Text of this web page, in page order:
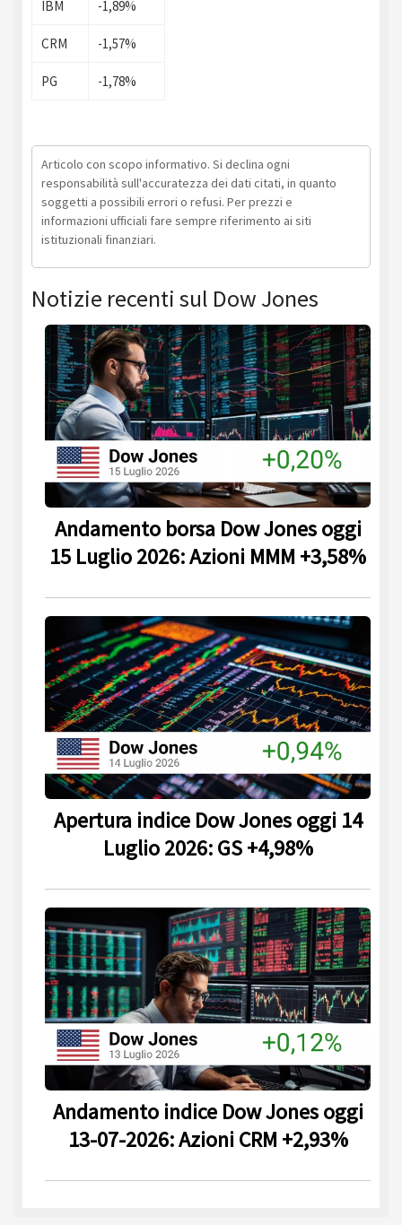
IBM -1,89%
CRM -1,57%
PG -1,78%
Articolo con scopo informativo. Si declina ogni
responsabilità sull'accuratezza dei dati citati, in quanto
soggetti a possibili errori o refusi. Per prezzi e
informazioni ufficiali fare sempre riferimento ai siti
istituzionali finanziari.
Notizie recenti sul Dow Jones
Andamento borsa Dow Jones oggi
15 Luglio 2026: Azioni MMM +3,58%
Apertura indice Dow Jones oggi 14
Luglio 2026: GS +4,98%
Andamento indice Dow Jones oggi
13-07-2026: Azioni CRM +2,93%